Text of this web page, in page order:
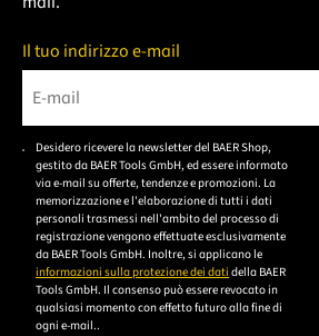
Il tuo indirizzo e-mail
Bitte geben Sie eine gültige E-Mail-
Desidero ricevere la newsletter del BAER Shop,
gestito da BAER Tools GmbH, ed essere informato
via e-mail su offerte, tendenze e promozioni. La
memorizzazione e l'elaborazione di tutti i dati
personali trasmessi nell'ambito del processo di
registrazione vengono effettuate esclusivamente
da BAER Tools GmbH. Inoltre, si applicano le
informazioni sulla protezione dei dati della BAER
Tools GmbH. Il consenso può essere revocato in
qualsiasi momento con effetto futuro alla fine di
ogni e-mail..